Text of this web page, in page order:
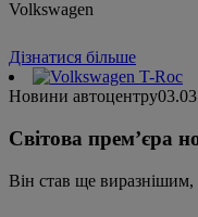
Volkswagen
Дізнатися більше
Новини автоцентру
Світова прем’єра
Він став ще